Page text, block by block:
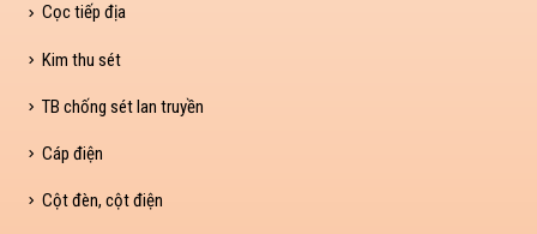
Cọc tiếp địa
Kim thu sét
TB chống sét lan truyền
Cáp điện
Cột đèn, cột điện